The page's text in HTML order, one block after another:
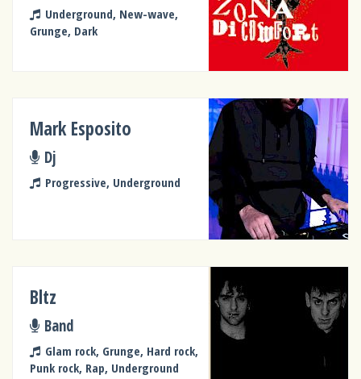
Underground, New-wave,
Grunge, Dark
Mark Esposito
Dj
Progressive, Underground
Bltz
Band
Glam rock, Grunge, Hard rock,
Punk rock, Rap, Underground